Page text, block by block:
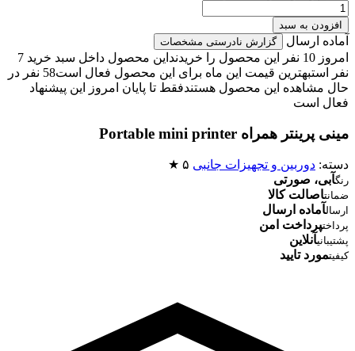
افزودن به سبد
آماده ارسال گزارش نادرستی مشخصات
امروز 10 نفر این محصول را خریدند
این محصول داخل سبد خرید 7
نفر استبهترین قیمت این ماه برای این محصول فعال است
58 نفر در
حال مشاهده این محصول هستندفقط تا پایان امروز این پیشنهاد
فعال است
مینی پرینتر همراه Portable mini printer
دسته: دوربین و تجهیزات جانبی ۵ ★
رنگآبی، صورتی
ضمانتاصالت کالا
ارسالآماده ارسال
پرداختپرداخت امن
پشتیبانیآنلاین
کیفیتمورد تایید